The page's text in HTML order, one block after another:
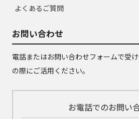
よくあるご質問
お問い合わせ
電話またはお問い合わせフォームで受
の際にご活用ください。
お電話でのお問い